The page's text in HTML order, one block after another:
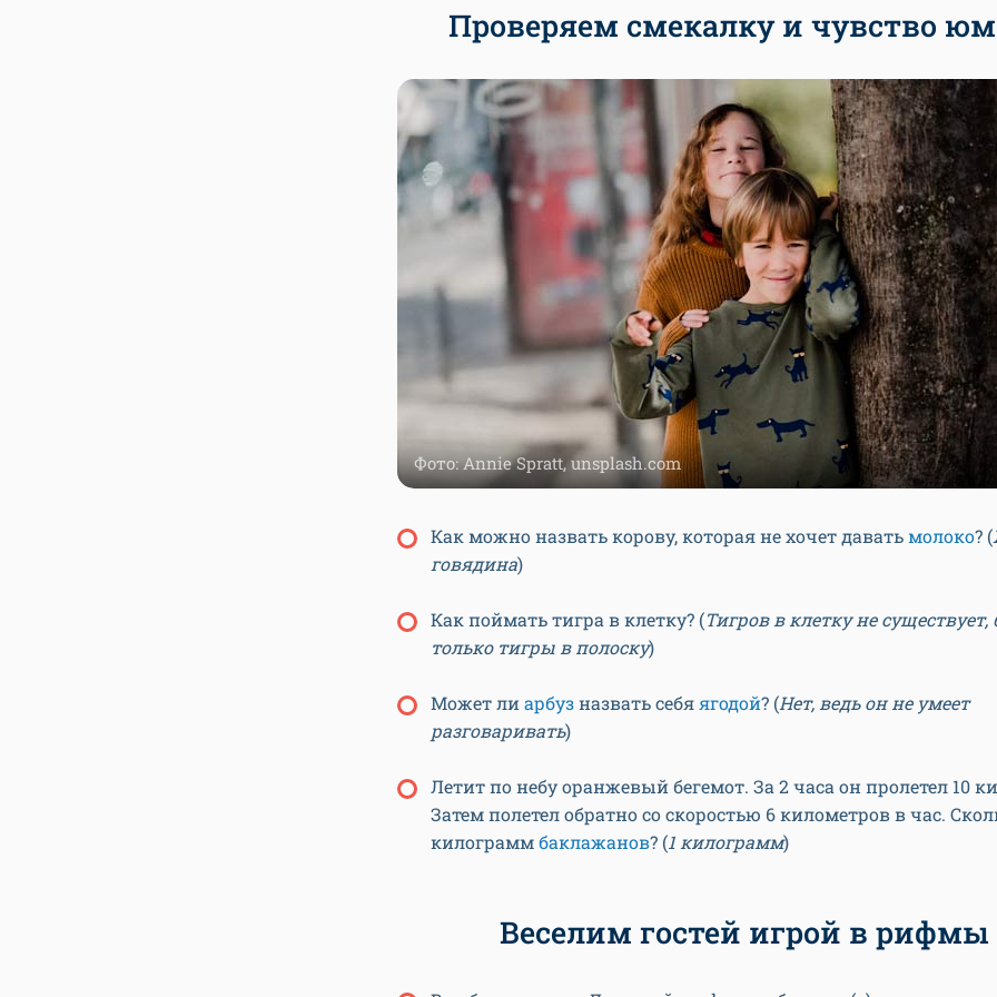
Проверяем смекалку и чувство
Фото: Annie Spratt, unsplash.com
Как можно назвать корову, которая не хочет даватьмолоко? (
говядина)
Как поймать тигра в клетку? (Тигров в клетку не
только тигры в полоску)
Может лиарбузназвать себяягодой? (Нет, ведь он не умеет
разговаривать)
Летит по небу оранжевый бегемот. За 2 часа он пролетел 10
Затем полетел обратно со скоростью 6 километров в час.
килограммбаклажанов? (1 килограмм)
Веселим гостей игрой в рифмы